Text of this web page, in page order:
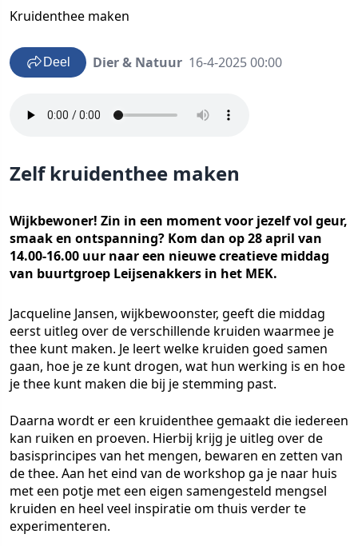
Kruidenthee maken
Deel Dier & Natuur 16-4-2025 00:00
Zelf kruidenthee maken
Wijkbewoner! Zin in een moment voor jezelf vol geur,
smaak en ontspanning? Kom dan op 28 april van
14.00-16.00 uur naar een nieuwe creatieve middag
van buurtgroep Leijsenakkers in het MEK.
Jacqueline Jansen, wijkbewoonster, geeft die middag
eerst uitleg over de verschillende kruiden waarmee je
thee kunt maken. Je leert welke kruiden goed samen
gaan, hoe je ze kunt drogen, wat hun werking is en hoe
je thee kunt maken die bij je stemming past.
Daarna wordt er een kruidenthee gemaakt die iedereen
kan ruiken en proeven. Hierbij krijg je uitleg over de
basisprincipes van het mengen, bewaren en zetten van
de thee. Aan het eind van de workshop ga je naar huis
met een potje met een eigen samengesteld mengsel
kruiden en heel veel inspiratie om thuis verder te
experimenteren.